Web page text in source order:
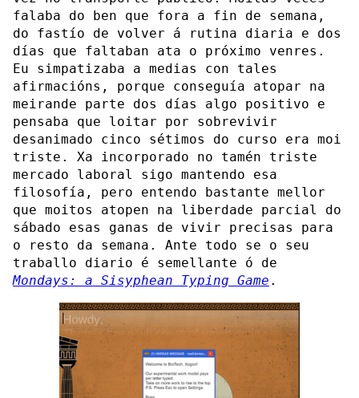
falaba do ben que fora a fin de semana,
do fastío de volver á rutina diaria e dos
días que faltaban ata o próximo venres.
Eu simpatizaba a medias con tales
afirmacións, porque conseguía atopar na
meirande parte dos días algo positivo e
pensaba que loitar por sobrevivir
desanimado cinco sétimos do curso era moi
triste. Xa incorporado no tamén triste
mercado laboral sigo mantendo esa
filosofía, pero entendo bastante mellor
que moitos atopen na liberdade parcial do
sábado esas ganas de vivir precisas para
o resto da semana. Ante todo se o seu
traballo diario é semellante ó de
Mondays: a Sisyphean Typing Game .